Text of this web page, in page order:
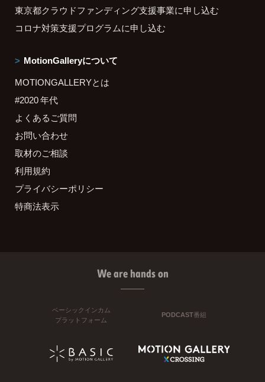
東京都クラウドファンディング支援事業に申し込む
コロナ対策支援プログラムに申し込む
MotionGalleryについて
MOTIONGALLERYとは
#2020 年代
よくあるご質問
お問い合わせ
取材のご相談
利用規約
プライバシーポリシー
特商法表示
We are hands on
ベーシックインカム
プラットフォーム
PODCAST番組